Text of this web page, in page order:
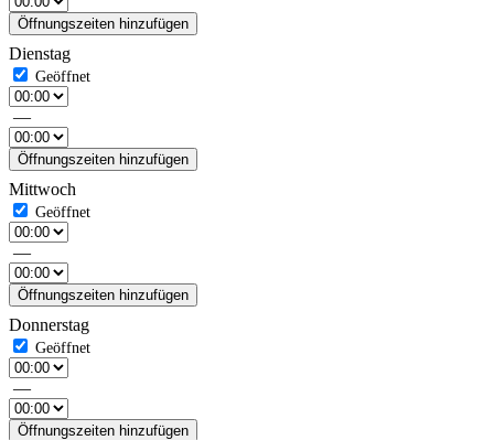
Öffnungszeiten hinzufügen
Dienstag
—
Öffnungszeiten hinzufügen
Mittwoch
—
Öffnungszeiten hinzufügen
Donnerstag
—
Öffnungszeiten hinzufügen